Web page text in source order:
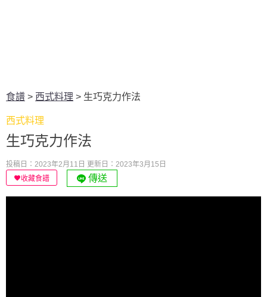
食譜 > 西式料理 > 生巧克力作法
西式料理
生巧克力作法
投稿日：2023年2月11日 更新日：2023年3月15日
收藏食譜
傳送